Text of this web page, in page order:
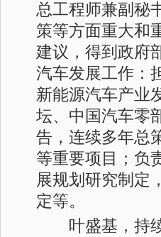
总工程师兼副秘
策等方面重大和
建议，得到政府
汽车发展工作：
新能源汽车产业
坛、中国汽车零
告，连续多年总
等重要项目；负
展规划研究制定
定等。
叶盛基，持续